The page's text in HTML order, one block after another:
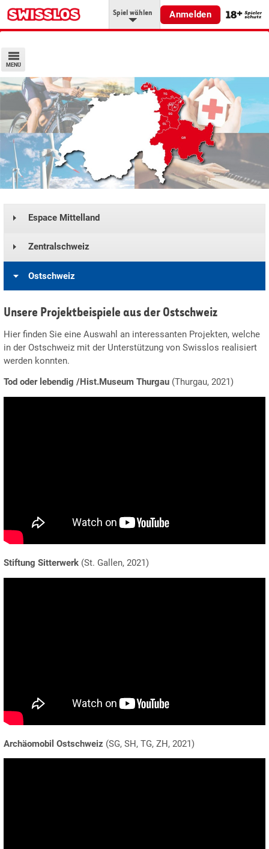
Spiel wählen Anmelden
MENÜ
Espace Mittelland
Zentralschweiz
Ostschweiz
Unsere Projektbeispiele aus der Ostschweiz
Hier finden Sie eine Auswahl an interessanten Projekten, welche
in der Ostschweiz mit der Unterstützung von Swisslos realisiert
werden konnten.
Tod oder lebendig /Hist.Museum Thurgau (Thurgau, 2021)
Stiftung Sitterwerk (St. Gallen, 2021)
Archäomobil Ostschweiz (SG, SH, TG, ZH, 2021)